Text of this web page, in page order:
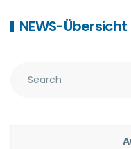
NEWS-Übersicht